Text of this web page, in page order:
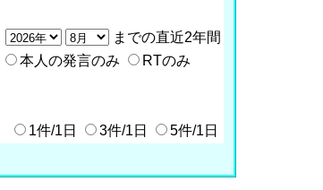
までの直近2年間
本人の発言のみ
RTのみ
1件/1日 3件/1日 5件/1日